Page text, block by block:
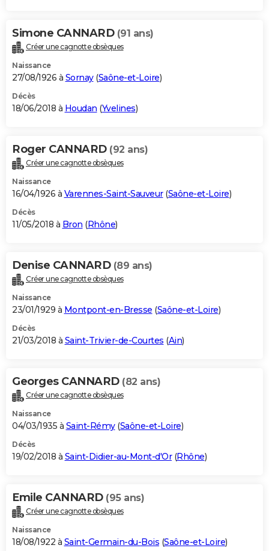
Simone CANNARD (91 ans)
Créer une cagnotte obsèques
Naissance
27/08/1926 à Sornay(Saône-et-Loire)
Décès
18/06/2018 à Houdan (Yvelines)
Roger CANNARD (92 ans)
Créer une cagnotte obsèques
Naissance
16/04/1926 à Varennes-Saint-Sauveur(Saône-et-Loire)
Décès
11/05/2018 à Bron (Rhône)
Denise CANNARD (89 ans)
Créer une cagnotte obsèques
Naissance
23/01/1929 à Montpont-en-Bresse (Saône-et-Loire)
Décès
21/03/2018 à Saint-Trivier-de-Courtes (Ain)
Georges CANNARD (82 ans)
Créer une cagnotte obsèques
Naissance
04/03/1935 à Saint-Rémy(Saône-et-Loire)
Décès
19/02/2018 à Saint-Didier-au-Mont-d'Or(Rhône)
Emile CANNARD (95 ans)
Créer une cagnotte obsèques
Naissance
18/08/1922 à Saint-Germain-du-Bois (Saône-et-Loire)